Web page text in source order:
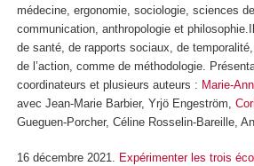
médecine, ergonomie, sociologie, sciences de
communication, anthropologie et
de santé, de rapports sociaux, de
de l’action, comme de méthodologie.
coordinateurs et plusieurs auteurs : Marie-
avec Jean-Marie Barbier, Yrjö Engeström,
Gueguen-Porcher, Céline Rosselin-Bareille,
16 décembre 2021. Expérimenter les trois